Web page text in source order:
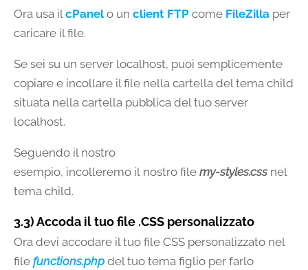
Ora usa ilcPanelo un client FTP come FileZilla per
caricare il file.
Se sei su un server localhost, puoi semplicemente
copiare e incollare il file nella cartella del tema child
situata nella cartella pubblica del tuo server
localhost.
Seguendo il nostro
esempio, incolleremo il nostro file my-styles.cssnel
tema child.
3.3) Accoda il tuo file .CSS personalizzato
Ora devi accodare il tuo file CSS personalizzato nel
file functions.php del tuo tema figlio per farlo